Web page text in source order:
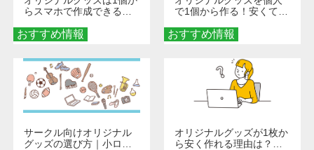
おすすめ情報
らスマホで作成できる！
くなる巾着＆ポーチ活用
術
おすすめ情報
で1個から作る！安くて簡
秘訣
サークル向けオリジナル
グッズの選び方｜小ロッ
オリジナルグッズが1枚か
ら安く作れる理由は？オ